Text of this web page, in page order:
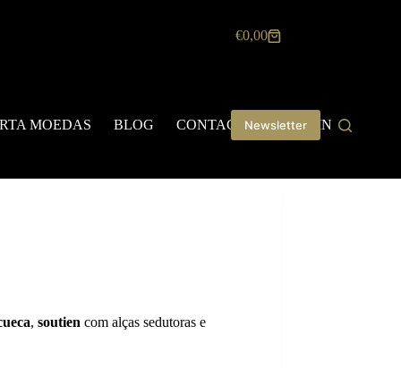
Carrinho
€0,00
MOEDAS BLOG CONTACTOS LOGIN
Newsletter
, soutien com alças sedutoras e